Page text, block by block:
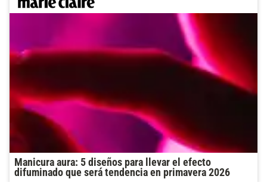
Manicura aura: 5 diseños para llevar el efecto
difuminado que será tendencia en primavera 2026